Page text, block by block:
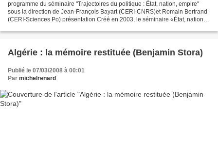
programme du séminaire "Trajectoires du politique : État, nation, empire"
sous la direction de Jean-François Bayart (CERI-CNRS)et Romain Bertrand
(CERI-Sciences Po) présentation Créé en 2003, le séminaire «État, nation,
Algérie : la mémoire restituée (Benjamin Stora)
Publié le 07/03/2008 à 00:01
Par michelrenard